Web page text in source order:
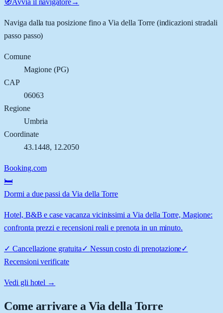
Naviga dalla tua posizione fino aVia della Torre(indicazioni stradali
passo passo)
Comune
Magione(PG)
CAP
06063
Regione
Umbria
Coordinate
43.1448, 12.2050
Booking.com
🛏️
Dormi a due passi da Via della Torre
Hotel, B&B e case vacanza vicinissimi a Via della Torre, Magione:
confronta prezzi e recensioni reali e prenota in un minuto.
✓ Cancellazione gratuita✓ Nessun costo di prenotazione✓
Recensioni verificate
Vedi gli hotel →
Come arrivare aVia della Torre